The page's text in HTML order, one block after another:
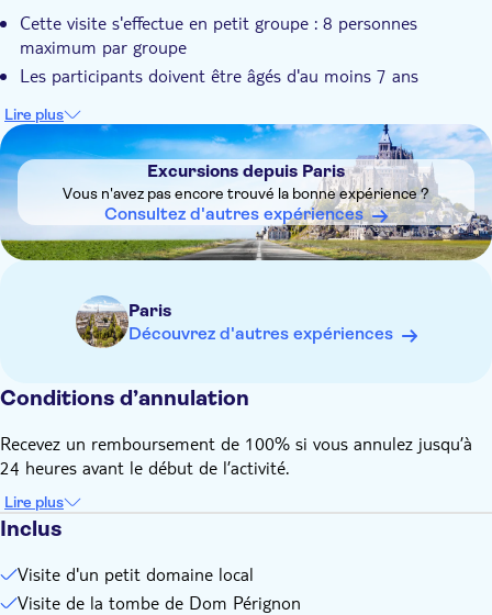
Cette visite s'effectue en petit groupe : 8 personnes
maximum par groupe
Les participants doivent être âgés d'au moins 7 ans
Lire plus
DSA1Excursions depuis Paris
Excursions depuis Paris
Vous n'avez pas encore trouvé la bonne expérience ?
Consultez d'autres expériences
Paris
Découvrez d'autres expériences
Conditions d’annulation
Recevez un remboursement de 100% si vous annulez jusqu’à
24 heures avant le début de l’activité.
Lire plus
Inclus
Visite d'un petit domaine local
Visite de la tombe de Dom Pérignon